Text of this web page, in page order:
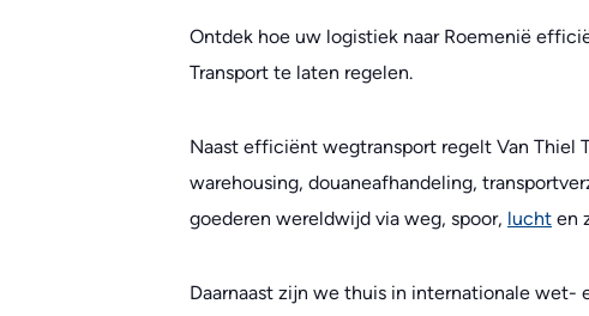
Ontdek hoe uw logistiek naar Roemenië
Transport te laten regelen.
Naast efficiënt wegtransport regelt Van Thiel
warehousing, douaneafhandeling,
goederen wereldwijd via weg, spoor, lucht en
Daarnaast zijn we thuis in internationale wet-